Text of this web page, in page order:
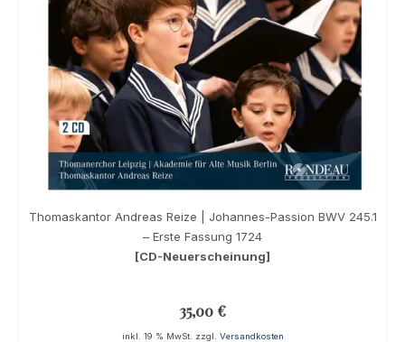
Thomaskantor Andreas Reize | Johannes-Passion BWV 245.1
– Erste Fassung 1724
[CD-Neuerscheinung]
35,00 €
inkl. 19 % MwSt. zzgl. Versandkosten